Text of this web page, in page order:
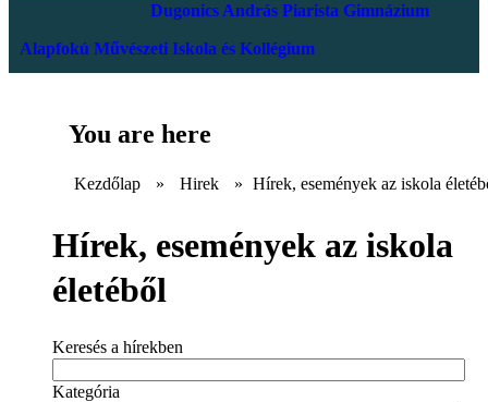
Dugonics András Piarista Gimnázium
Alapfokú Művészeti Iskola és Kollégium
You are here
Kezdőlap » Hirek » Hírek, események az iskola
Hírek, események az iskola
életéből
Keresés a hírekben
Kategória